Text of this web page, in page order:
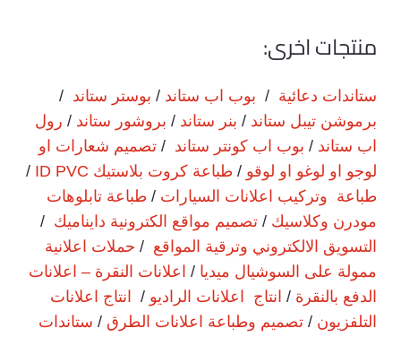
منتجات اخرى:
ستاندات دعائية / بوب اب ستاند / بوستر ستاند /
برموشن تيبل ستاند / بنر ستاند / بروشور ستاند / رول
اب ستاند / بوب اب كونتر ستاند / تصميم شعارات او
لوجو او لوغو او لوقو / طباعة كروت بلاستيك ID PVC
/
طباعة وتركيب اعلانات السيارات / طباعة تابلوهات
مودرن وكلاسيك / تصميم مواقع الكترونية دايناميك /
التسويق الالكتروني وترقية المواقع / حملات اعلانية
ممولة على السوشيال ميديا / اعلانات النقرة – اعلانات
الدفع بالنقرة / انتاج اعلانات الراديو / انتاج اعلانات
التلفزيون / تصميم وطباعة اعلانات الطرق / ستاندات